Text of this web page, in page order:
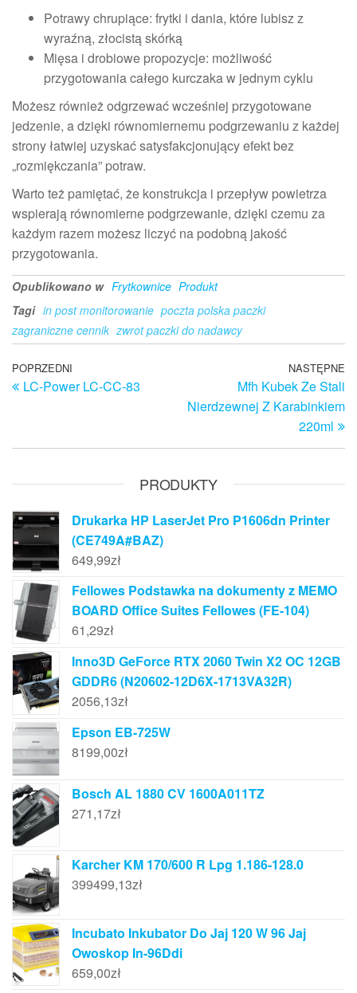
Potrawy chrupiące: frytki i dania, które lubisz z
wyraźną, złocistą skórką
Mięsa i drobiowe propozycje: możliwość
przygotowania całego kurczaka w jednym cyklu
Możesz również odgrzewać wcześniej przygotowane
jedzenie, a dzięki równomiernemu podgrzewaniu z każdej
strony łatwiej uzyskać satysfakcjonujący efekt bez
„rozmiękczania” potraw.
Warto też pamiętać, że konstrukcja i przepływ powietrza
wspierają równomierne podgrzewanie, dzięki czemu za
każdym razem możesz liczyć na podobną jakość
przygotowania.
Opublikowano w Frytkownice Produkt
Tagi in post monitorowanie poczta polska paczki
zagraniczne cennik zwrot paczki do nadawcy
Nawigacja
wpisu
Poprzedni
wpis
POPRZEDNI
LC-Power LC-CC-83
NASTĘPNE
Mfh Kubek Ze Stali
Nierdzewnej Z Karabinkiem
220ml
PRODUKTY
Drukarka HP LaserJet Pro P1606dn Printer
(CE749A#BAZ)
649,99zł
Fellowes Podstawka na dokumenty z MEMO
BOARD Office Suites Fellowes (FE-104)
61,29zł
Inno3D GeForce RTX 2060 Twin X2 OC 12GB
GDDR6 (N20602-12D6X-1713VA32R)
2056,13zł
Epson EB-725W
8199,00zł
Bosch AL 1880 CV 1600A011TZ
271,17zł
Karcher KM 170/600 R Lpg 1.186-128.0
399499,13zł
Incubato Inkubator Do Jaj 120 W 96 Jaj
Owoskop In-96Ddi
659,00zł